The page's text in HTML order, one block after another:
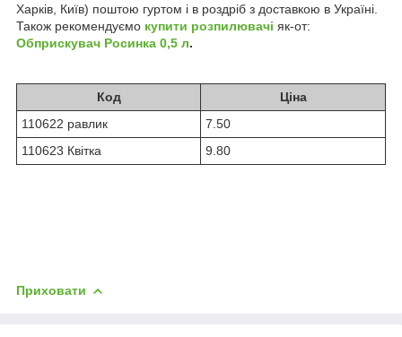
Харків, Київ) поштою гуртом і в роздріб з доставкою в Україні.
Також рекомендуємо купити розпилювачі як-от:
Обприскувач Росинка 0,5 л.
Код
Ціна
110622 равлик
7.50
110623 Квітка
9.80
Приховати